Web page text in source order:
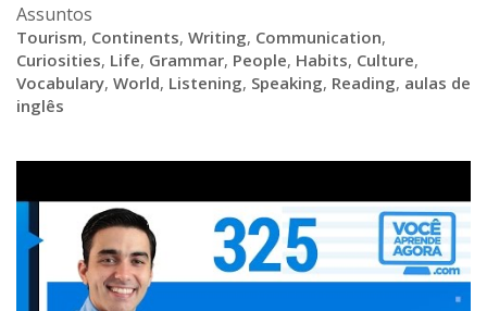
Assuntos
Tourism, Continents, Writing, Communication,
Curiosities, Life, Grammar, People, Habits, Culture,
Vocabulary, World, Listening, Speaking, Reading, aulas de
inglês